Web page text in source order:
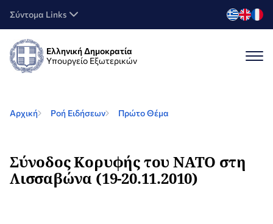
Σύντομα Links
Ελληνική Δημοκρατία
Υπουργείο Εξωτερικών
Αρχική Ροή Ειδήσεων Πρώτο Θέμα
Σύνοδος Κορυφής του ΝΑΤΟ στη
Λισσαβώνα (19-20.11.2010)